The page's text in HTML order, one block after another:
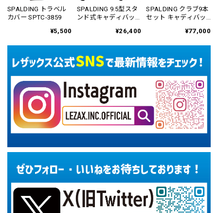
SPALDING トラベル
カバー SPTC-3859
¥5,500
SPALDING 9.5型スタ
ンド式キャディバッ
¥26,400
SPALDING クラブ9本
セット キャディバッ
¥77,000